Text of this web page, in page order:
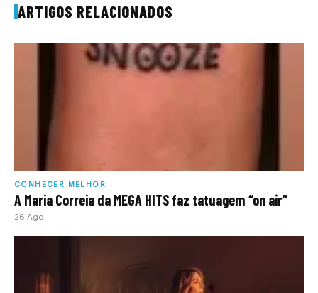
ARTIGOS RELACIONADOS
CONHECER MELHOR
A Maria Correia da MEGA HITS faz tatuagem “on air”
26 Ago